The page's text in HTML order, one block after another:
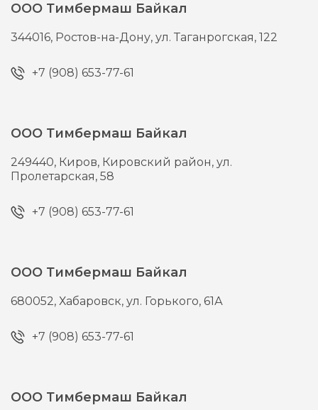
ООО Тимбермаш Байкал
344016, Ростов-на-Дону,ул. Таганрогская, 122
+7 (908) 653-77-61
ООО Тимбермаш Байкал
249440, Киров, Кировский район, ул.
Пролетарская, 58
+7 (908) 653-77-61
ООО Тимбермаш Байкал
680052,Хабаровск,ул. Горького, 61А
+7 (908) 653-77-61
ООО Тимбермаш Байкал